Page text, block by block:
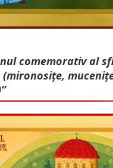
comemorativ al